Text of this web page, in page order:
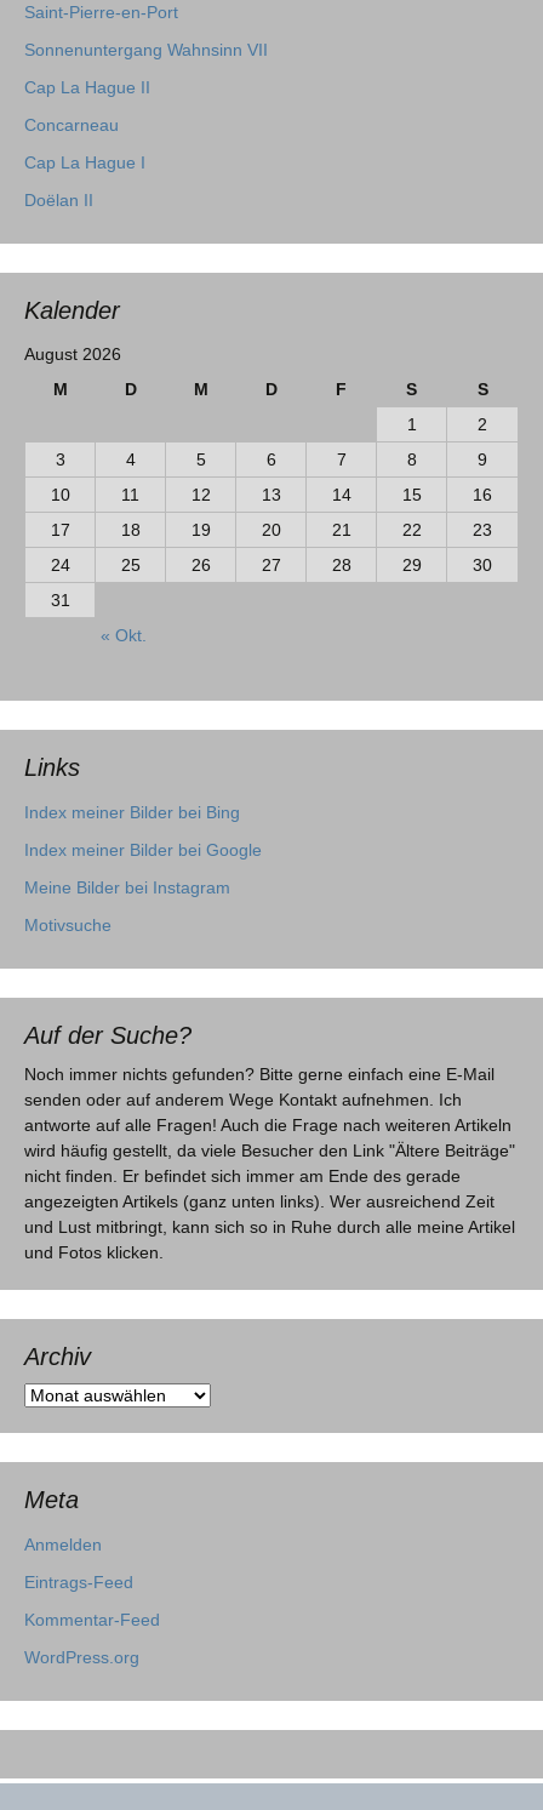
Saint-Pierre-en-Port
Sonnenuntergang Wahnsinn VII
Cap La Hague II
Concarneau
Cap La Hague I
Doëlan II
Kalender
August 2026
M
D M D F S
S
1
2
3
4 5 6 7 8
9
10
11 12 13 14 15
16
17
18 19 20 21 22
23
24
25 26 27 28 29
30
31
« Okt.
Links
Index meiner Bilder bei Bing
Index meiner Bilder bei Google
Meine Bilder bei Instagram
Motivsuche
Auf der Suche?
Noch immer nichts gefunden? Bitte gerne einfach eine E-Mail
senden oder auf anderem Wege Kontakt aufnehmen. Ich
antworte auf alle Fragen! Auch die Frage nach weiteren Artikeln
wird häufig gestellt, da viele Besucher den Link "Ältere Beiträge"
nicht finden. Er befindet sich immer am Ende des gerade
angezeigten Artikels (ganz unten links). Wer ausreichend Zeit
und Lust mitbringt, kann sich so in Ruhe durch alle meine Artikel
und Fotos klicken.
Archiv
Archiv
Meta
Anmelden
Eintrags-Feed
Kommentar-Feed
WordPress.org